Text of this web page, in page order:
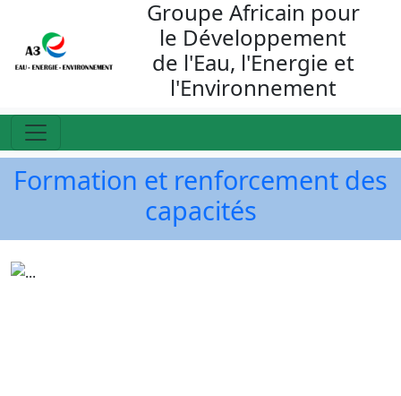
Groupe Africain pour
le Développement
de l'Eau, l'Energie et
l'Environnement
Formation et renforcement des
capacités